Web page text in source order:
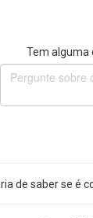
Tem alguma
de saber se é